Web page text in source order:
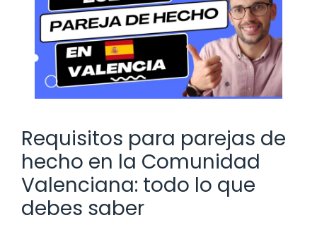
Requisitos para parejas de
hecho en la Comunidad
Valenciana: todo lo que
debes saber